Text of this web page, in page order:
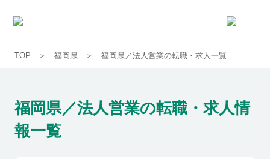
求人一覧
企業一覧
TOP 福岡県 福岡県／法人営業の転職・求人一覧
福岡県／法人営業の転職・求人情
報一覧